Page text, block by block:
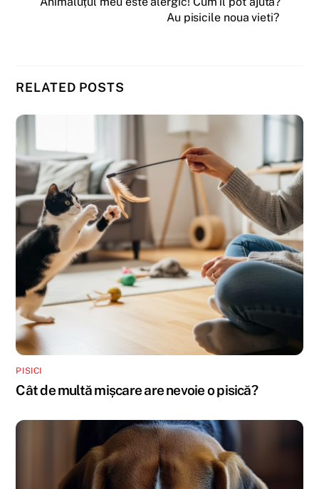
Au pisicile noua vieti?
RELATED POSTS
PISICI
Cât de multă mișcare are nevoie o pisică?